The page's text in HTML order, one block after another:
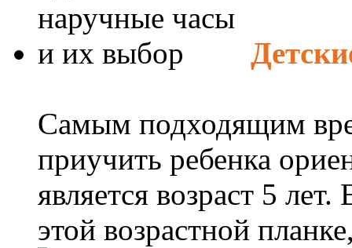
Самым подходящим
приучить ребенка
является возраст 5
этой возрастной